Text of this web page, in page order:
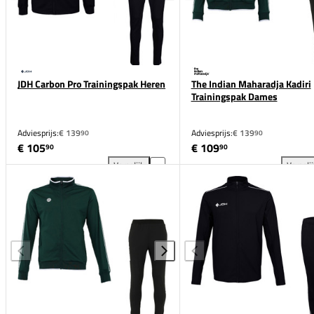
JDH Carbon Pro Trainingspak Heren
Adviesprijs:€ 13990
€ 10590
Vergelijk
JDH Carbon Pro Trainingspak Heren toevoegen
The Indian Maharadja Kadiri
Trainingspak Dames
Adviesprijs:€ 13990
€ 10990